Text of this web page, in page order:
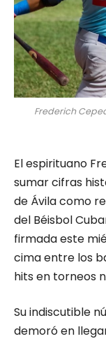
Frederich
El espirituano
sumar cifras
de Ávila como
del Béisbol
firmada este
cima entre los
hits en torneos
Su indiscutible
demoró en